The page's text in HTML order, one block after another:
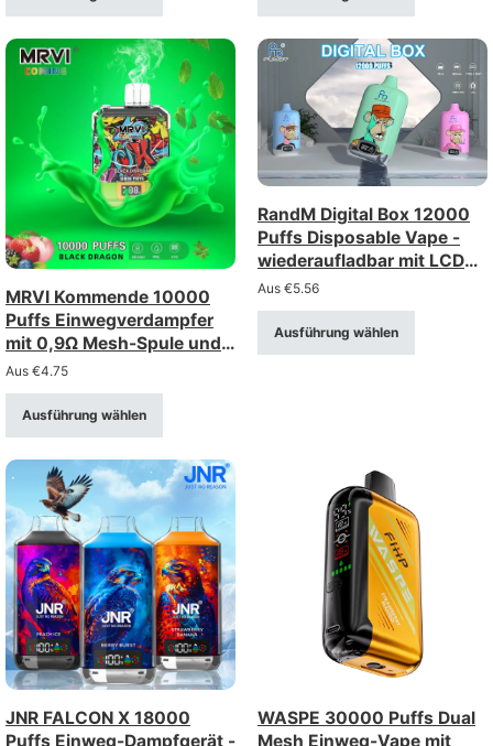
MRVI Kommende 10000
Puffs Einwegverdampfer
mit 0,9Ω Mesh-Spule und
Leistungsanzeige
Aus €4.75
Ausführung wählen
RandM Digital Box 12000
Puffs Disposable Vape -
wiederaufladbar mit LCD
Display
Aus €5.56
Ausführung wählen
JNR FALCON X 18000
Puffs Einweg-Dampfgerät -
WASPE 30000 Puffs Dual
Mesh Einweg-Vape mit